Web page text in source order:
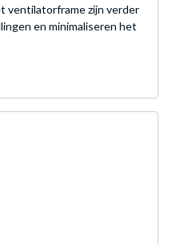
ventilatorframe zijn verder
en minimaliseren het